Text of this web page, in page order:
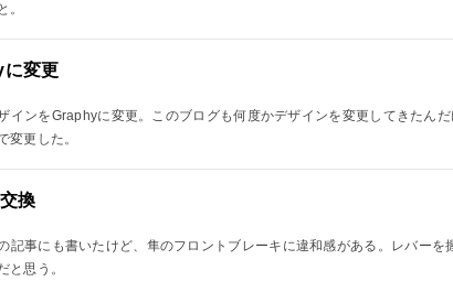
。
変更
インをGraphyに変更。このブログも何度かデザインを変更してきたん
変更した。
換
記事にも書いたけど、隼のフロントブレーキに違和感がある。レバー
と思う。